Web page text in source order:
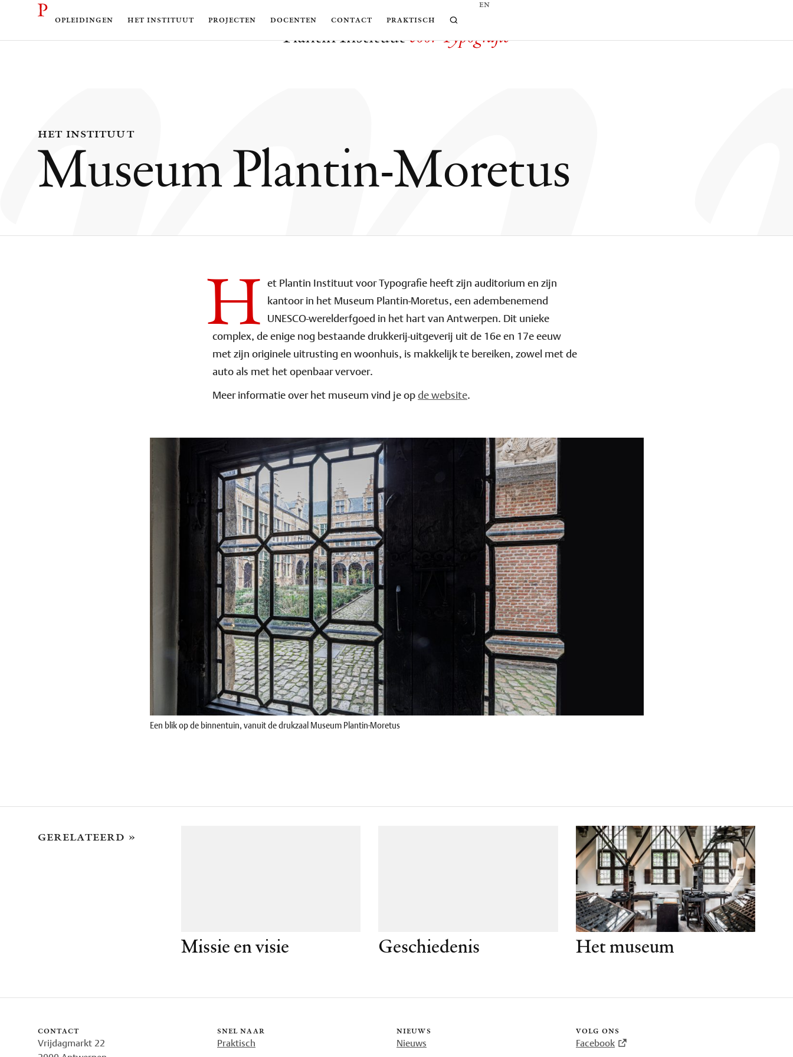
en
opleidingen het instituut projecten docenten contact praktisch
en
het instituut
Museum Plantin-Moretus
H et Plan­tin Instituut voor Typografie heeft zijn auditorium en zijn
kantoor in het Museum Plantin-Moretus, een adembenemend
UNESCO-werelderfgoed in het hart van Antwerpen. Dit unieke
complex, de enige nog bestaande drukkerij-uitgeverij uit de 16e en 17e eeuw
met zijn originele uitrusting en woonhuis, is makkelijk te bereiken, zowel met de
auto als met het openbaar vervoer.
Meer informatie over het museum vind je opde website.
Een blik op de binnentuin, vanuit de drukzaal Museum Plantin-Moretus
gerelateerd »
Missie en visie Geschiedenis Het museum
contact
Vrijdagmarkt 22
snel naar
Praktisch
nieuws
Nieuws
volg ons
Facebook